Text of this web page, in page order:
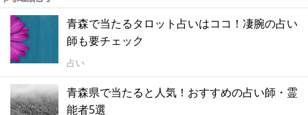
青森で当たるタロット占いはココ！凄腕の占い
師も要チェック
占い
青森県で当たると人気！おすすめの占い師・霊
能者5選